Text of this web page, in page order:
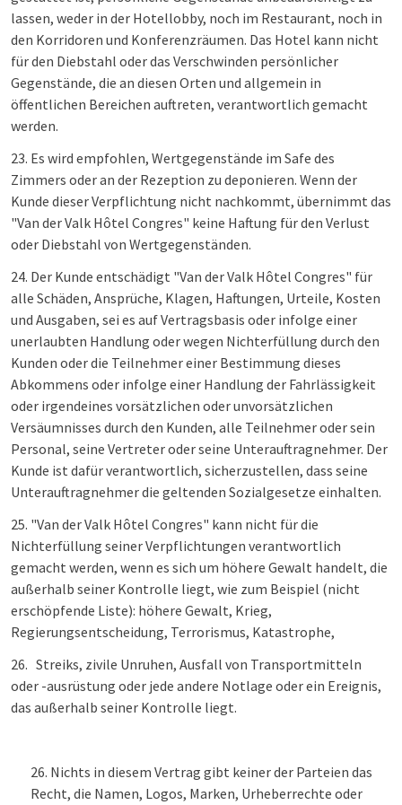
lassen, weder in der Hotellobby, noch im Restaurant, noch in
den Korridoren und Konferenzräumen. Das Hotel kann nicht
für den Diebstahl oder das Verschwinden persönlicher
Gegenstände, die an diesen Orten und allgemein in
öffentlichen Bereichen auftreten, verantwortlich gemacht
werden.
23. Es wird empfohlen, Wertgegenstände im Safe des
Zimmers oder an der Rezeption zu deponieren. Wenn der
Kunde dieser Verpflichtung nicht nachkommt, übernimmt das
"Van der Valk Hôtel Congres" keine Haftung für den Verlust
oder Diebstahl von Wertgegenständen.
24. Der Kunde entschädigt "Van der Valk Hôtel Congres" für
alle Schäden, Ansprüche, Klagen, Haftungen, Urteile, Kosten
und Ausgaben, sei es auf Vertragsbasis oder infolge einer
unerlaubten Handlung oder wegen Nichterfüllung durch den
Kunden oder die Teilnehmer einer Bestimmung dieses
Abkommens oder infolge einer Handlung der Fahrlässigkeit
oder irgendeines vorsätzlichen oder unvorsätzlichen
Versäumnisses durch den Kunden, alle Teilnehmer oder sein
Personal, seine Vertreter oder seine Unterauftragnehmer. Der
Kunde ist dafür verantwortlich, sicherzustellen, dass seine
Unterauftragnehmer die geltenden Sozialgesetze einhalten.
25. "Van der Valk Hôtel Congres" kann nicht für die
Nichterfüllung seiner Verpflichtungen verantwortlich
gemacht werden, wenn es sich um höhere Gewalt handelt, die
außerhalb seiner Kontrolle liegt, wie zum Beispiel (nicht
erschöpfende Liste): höhere Gewalt, Krieg,
Regierungsentscheidung, Terrorismus, Katastrophe,
26. Streiks, zivile Unruhen, Ausfall von Transportmitteln
oder -ausrüstung oder jede andere Notlage oder ein Ereignis,
das außerhalb seiner Kontrolle liegt.
Nichts in diesem Vertrag gibt keiner der Parteien das
Recht, die Namen, Logos, Marken, Urheberrechte oder